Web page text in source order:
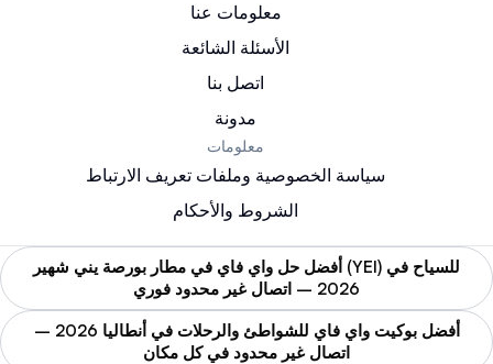
معلومات عنا
الأسئلة الشائعة
اتصل بنا
مدونة
معلومات
سياسة الخصوصية وملفات تعريف الارتباط
الشروط والأحكام
أفضل حل واي فاي في مطار بورصة يني شهير (YEI) للسياح في
2026 – اتصال غير محدود فوري
أفضل بوكيت واي فاي للشواطئ والرحلات في أنطاليا 2026 –
اتصال غير محدود في كل مكان